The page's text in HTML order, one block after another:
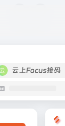
云上Focus接码